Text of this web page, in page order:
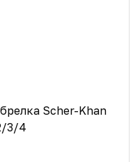
Scher-Khan
3/4